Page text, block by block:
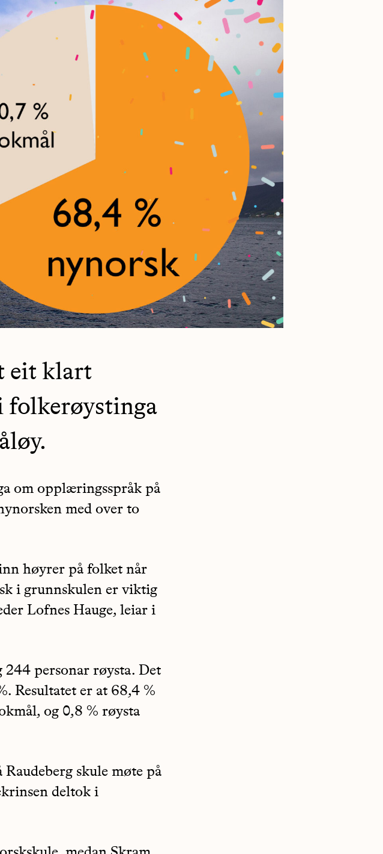
eit klart
om opplæringsspråk på
med over to
høyrer på folket når
i grunnskulen er viktig
Lofnes Hauge, leiar i
244 personar røysta. Det
Resultatet er at 68,4 %
og 0,8 % røysta
skule møte på
deltok i